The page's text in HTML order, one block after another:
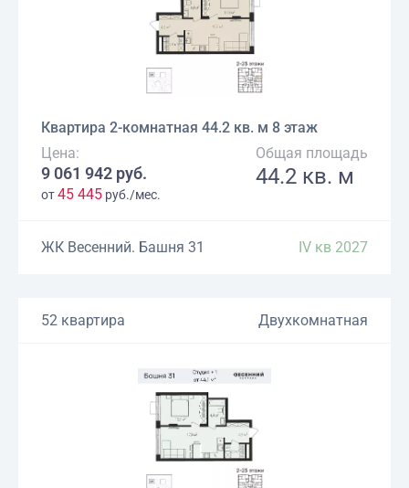
Квартира 2-комнатная 44.2 кв. м 8 этаж
Цена:
9 061 942 руб.
от45 445 руб./мес.
Общая площадь
44.2 кв. м
ЖК Весенний. Башня 31 IV кв 2027
52 квартира Двухкомнатная